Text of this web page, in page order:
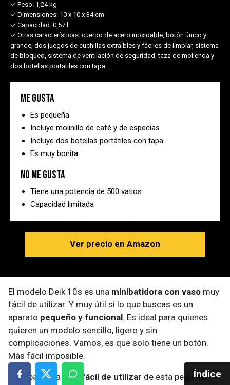
✓ Peso: 1,24 kg
✓ Dimensiones: 10 x 10 x 34 cm
✓ Capacidad: 0,57 l
✓ Otras características: cuerpo de acero inoxidable, botón único y
grande, dos juegos de cuchillas extraíbles y fáciles de limpiar, sistema
de bloqueo, sistema de ventilación de seguridad, taza de molienda y
dos botellas portátiles con tapa
Me gusta
Es pequeña
Incluye molinillo de café y de especias
Incluye dos botellas portátiles con tapa
Es muy bonita
No me gusta
Tiene una potencia de 500 vatios
Capacidad limitada
Ver precio en Amazon
El modelo Deik 10s es una minibatidora con vaso muy
fácil de utilizar. Y muy útil si lo que buscas es un
aparato pequeño y funcional. Es ideal para quienes
quieren un modelo sencillo, ligero y sin
complicaciones. Vamos, es que solo tiene un botón.
Más fácil imposible.
Es la batidora más fácil de utilizar de esta pequeñaÍndice